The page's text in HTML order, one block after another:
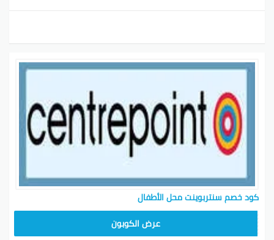
كود خصم سنتربوينت محل الأطفال
عرض الكوبون